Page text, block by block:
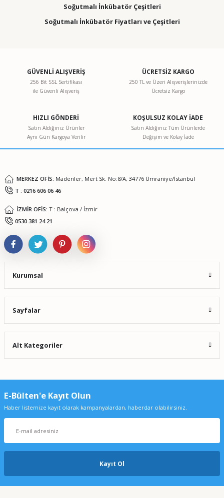
Soğutmalı İnkübatör Çeşitleri
Soğutmalı İnkübatör Fiyatları ve Çeşitleri
GÜVENLİ ALIŞVERİŞ
256 Bit SSL Sertifikası
ile Güvenli Alışveriş
ÜCRETSİZ KARGO
250 TL ve Üzeri Alışverişlerinizde
Ücretsiz Kargo
HIZLI GÖNDERİ
Satın Aldığınız Ürünler
Aynı Gün Kargoya Verilir
KOŞULSUZ KOLAY İADE
Satın Aldığınız Tüm Ürünlerde
Değişim ve Kolay İade
MERKEZ OFİS: Madenler, Mert Sk. No:8/A, 34776 Ümraniye/İstanbul
T : 0216 606 06 46
İZMİR OFİS: T : Balçova / İzmir
0530 381 24 21
Kurumsal
Sayfalar
Alt Kategoriler
E-Bülten'e Kayıt Olun
Haber listemize kayıt olarak kampanyalardan, haberdar olabilirsiniz.
Kayıt Ol